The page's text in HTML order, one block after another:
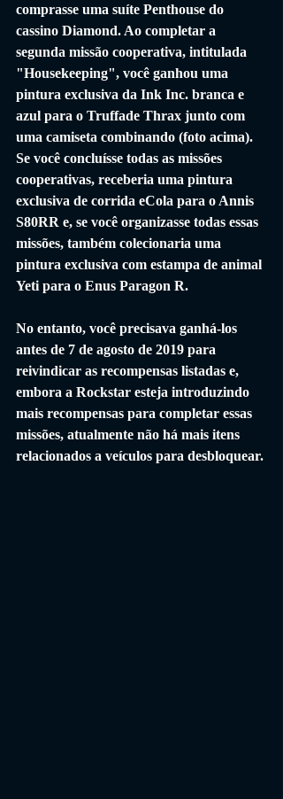
comprasse uma suíte Penthouse do
cassino Diamond. Ao completar a
segunda missão cooperativa, intitulada
"Housekeeping", você ganhou uma
pintura exclusiva da Ink Inc. branca e
azul para o Truffade Thrax junto com
uma camiseta combinando (foto acima).
Se você concluísse todas as missões
cooperativas, receberia uma pintura
exclusiva de corrida eCola para o Annis
S80RR e, se você organizasse todas essas
missões, também colecionaria uma
pintura exclusiva com estampa de animal
Yeti para o Enus Paragon R.
No entanto, você precisava ganhá-los
antes de 7 de agosto de 2019 para
reivindicar as recompensas listadas e,
embora a Rockstar esteja introduzindo
mais recompensas para completar essas
missões, atualmente não há mais itens
relacionados a veículos para desbloquear.